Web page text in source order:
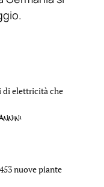
di elettricità che
nuove piante